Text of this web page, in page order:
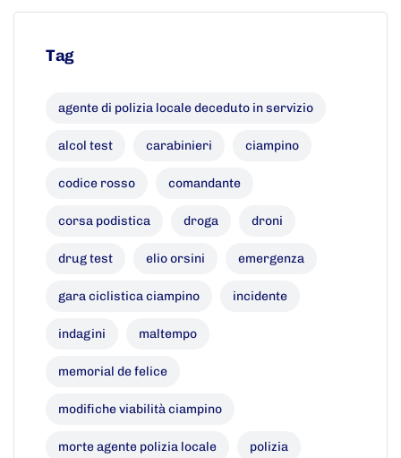
Tag
agente di polizia locale deceduto in servizio
alcol test carabinieri ciampino
codice rosso comandante
corsa podistica droga droni
drug test elio orsini emergenza
gara ciclistica ciampino incidente
indagini maltempo
memorial de felice
modifiche viabilità ciampino
morte agente polizia locale polizia